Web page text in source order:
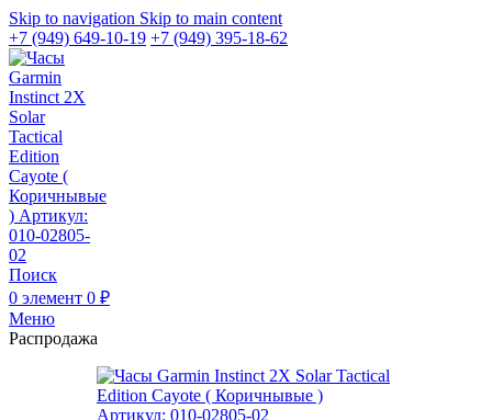
Skip to navigation Skip to main content
+7 (949) 649-10-19 +7 (949) 395-18-62
Поиск
0 элемент 0 ₽
Меню
Распродажа